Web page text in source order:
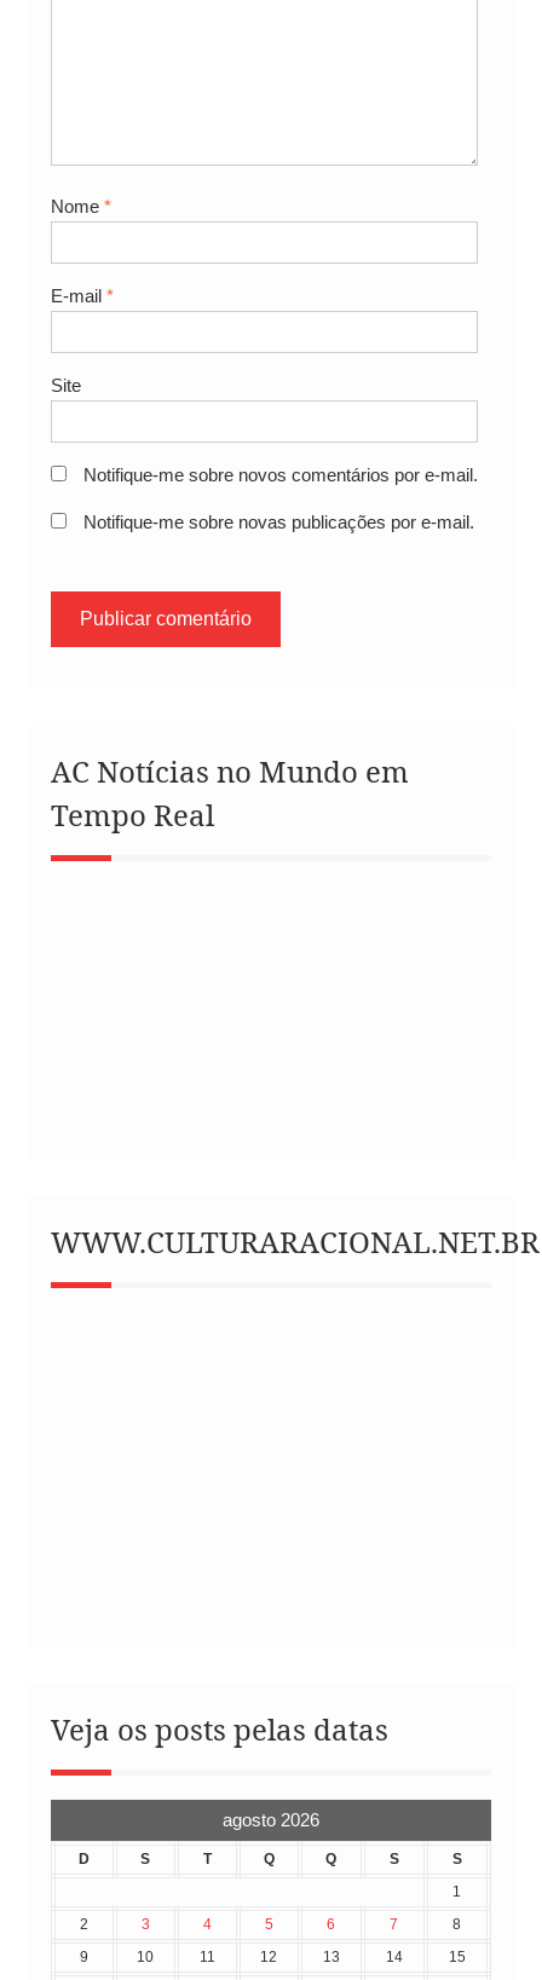
Nome *
E-mail *
Site
Notifique-me sobre novos comentários por e-mail.
Notifique-me sobre novas publicações por e-mail.
AC Notícias no Mundo em
Tempo Real
WWW.CULTURARACIONAL.NET.BR
Veja os posts pelas datas
agosto 2026
D S T Q Q S
S
1
2
3 4 5 6 7
8
9
10 11 12 13 14
15